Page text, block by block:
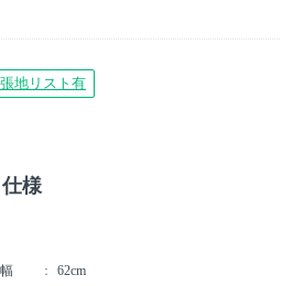
地リスト有
様
幅
62cm